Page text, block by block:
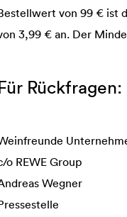
von 99 € ist
3,99 € an. Der
Rückfragen:
o REWE Group
Wegner